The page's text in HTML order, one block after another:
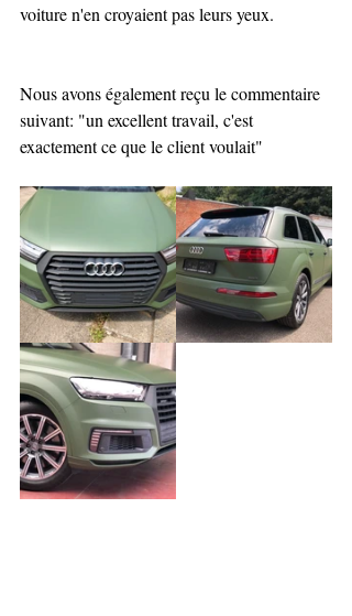
voiture n'en croyaient pas leurs yeux.
Nous avons également reçu le commentaire
suivant: "un excellent travail, c'est
exactement ce que le client voulait"